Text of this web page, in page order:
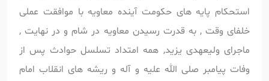
استحکام پایه های حکومت آینده معاویه با موافقت عملی
خلفای وقت , به قدرت رسیدن معاویه در شام و در نهایت ,
ماجرای ولیعهدی یزید, همه امتداد تسلسل حوادث پس از
وفات پیامبر صلی الله علیه و آله و ریشه های انقلاب امام